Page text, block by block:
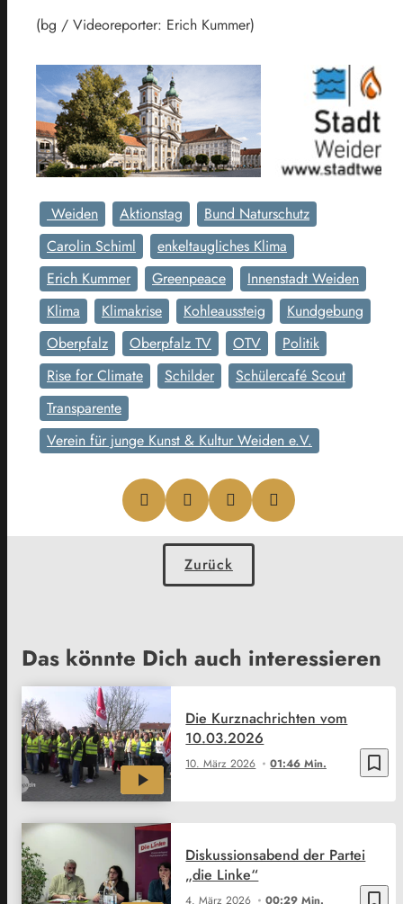
(bg / Videoreporter: Erich Kummer)
Weiden Aktionstag
Bund Naturschutz
Carolin Schiml
enkeltaugliches Klima
Erich Kummer
Greenpeace
Innenstadt Weiden
Klima
Klimakrise Kohleaussteig
Kundgebung
Oberpfalz
Oberpfalz TV OTV
Politik
Rise for Climate
Schilder
Schülercafé Scout
Transparente
Verein für junge Kunst & Kultur Weiden e.V.
Zurück
Das könnte Dich auch interessieren
bookmark_border
10. März 2026 01:46 Min.
Die Kurznachrichten vom
10.03.2026
bookmark_border
4. März 2026 00:29 Min.
Diskussionsabend der Partei
„die Linke“